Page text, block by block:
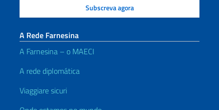
A Rede Farnesina
A Farnesina – o MAECI
A rede diplomática
Viaggiare sicuri